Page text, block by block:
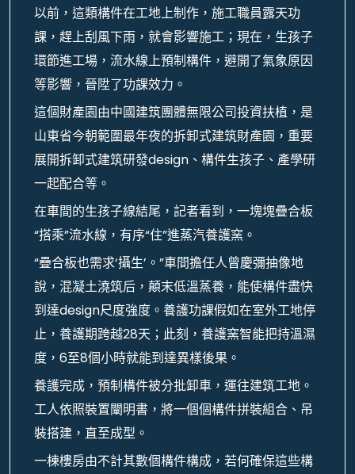
以前，這類構件在工地上制作，施工職員露天功
課，趕上刮風下雨，就會影響施工；現在，生孩子
環節進工場，流水線上預制構件，避開了氣象原因
等影響，晉陞了功課效力。
這個財產園由中國建筑團體無限公司投資扶植，是
山東省今朝範圍最年夜的拆卸式建筑財產園，重要
展開拆卸式建筑研發design、構件生孩子、產學研
一起配合等。
在車間的生孩子線結尾，記者看到，一塊塊疊合板
“搭乘”流水線，有序“住”進蒸汽養護窯。
“疊合板也需求‘攝生’。”車間擔任人曾慶彌抽像地
說，混凝土澆筑后，顛末低溫蒸養，能使構件盡快
到達design尺度強度。養護功課假如在室外工地停
止，養護期跨越28天；此刻，養護窯智能把持溫濕
度，6至8個小時就能到達異樣後果。
養護完成，預制構件被分批卸車，運往建筑工地。
工人依照裝置闡明書，將一個個構件拼裝組合、吊
裝搭建，直至成型。
一棟樓房由不計其數個構件構成，若何確保這些構